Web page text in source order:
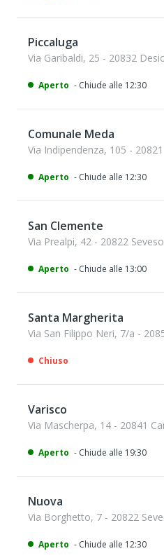
Piccaluga
Via Garibaldi, 25 - 20832
Aperto - Chiude alle 12:30
Comunale Meda
Via Indipendenza, 105 -
Aperto - Chiude alle 12:30
San Clemente
Via Prealpi, 42 - 20822 Seveso
Aperto - Chiude alle 13:00
Santa Margherita
Via San Filippo Neri, 7/a -
Chiuso
Varisco
Via Mascherpa, 14 - 20841
Aperto - Chiude alle 19:30
Nuova
Via Borghetto, 7 - 20822
Aperto - Chiude alle 12:30